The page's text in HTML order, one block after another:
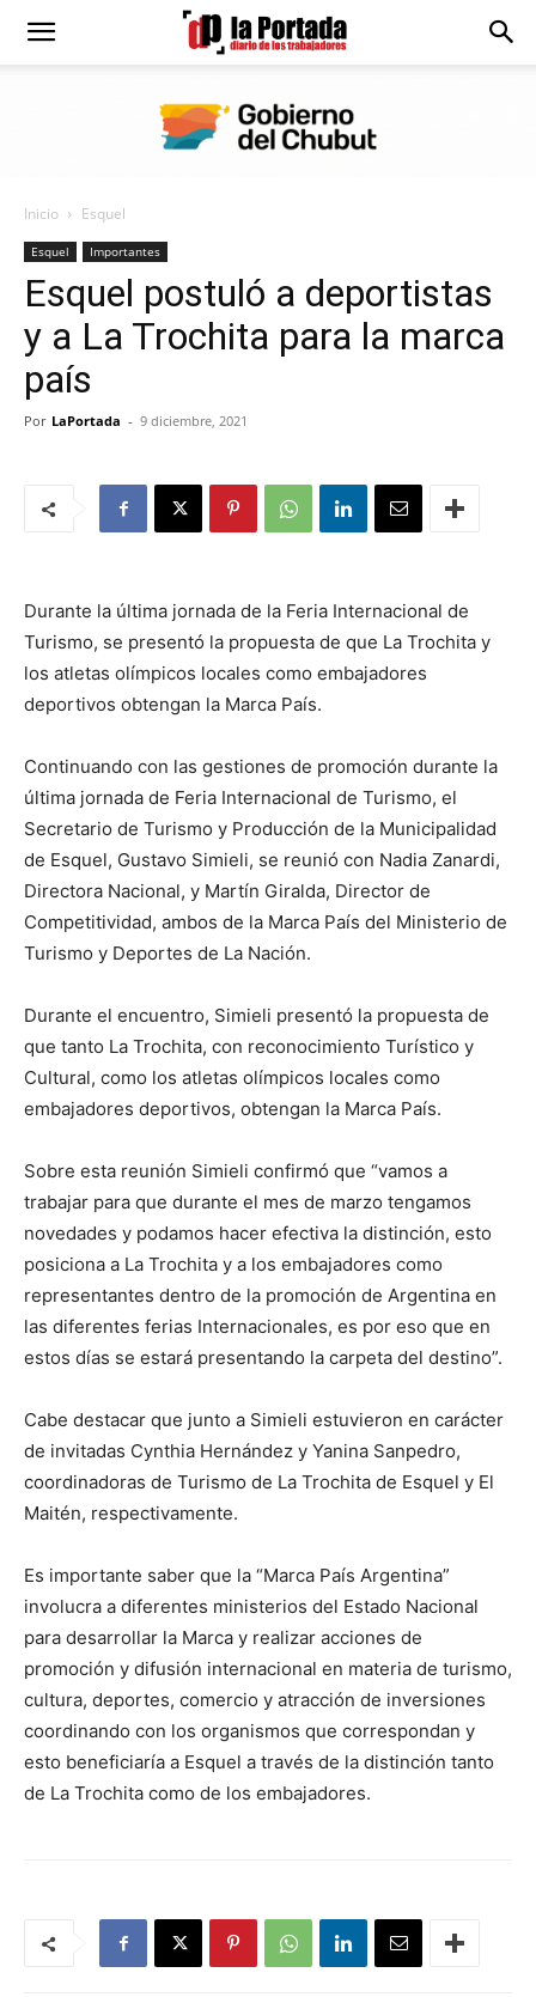
Diario
Portada
Inicio Esquel
Esquel Importantes
Esquel postuló a deportistas
y a La Trochita para la marca
país
Por LaPortada - 9 diciembre, 2021
Durante la última jornada de la Feria Internacional de
Turismo, se presentó la propuesta de que La Trochita y
los atletas olímpicos locales como embajadores
deportivos obtengan la Marca País.
Continuando con las gestiones de promoción durante la
última jornada de Feria Internacional de Turismo, el
Secretario de Turismo y Producción de la Municipalidad
de Esquel, Gustavo Simieli, se reunió con Nadia Zanardi,
Directora Nacional, y Martín Giralda, Director de
Competitividad, ambos de la Marca País del Ministerio de
Turismo y Deportes de La Nación.
Durante el encuentro, Simieli presentó la propuesta de
que tanto La Trochita, con reconocimiento Turístico y
Cultural, como los atletas olímpicos locales como
embajadores deportivos, obtengan la Marca País.
Sobre esta reunión Simieli confirmó que “vamos a
trabajar para que durante el mes de marzo tengamos
novedades y podamos hacer efectiva la distinción, esto
posiciona a La Trochita y a los embajadores como
representantes dentro de la promoción de Argentina en
las diferentes ferias Internacionales, es por eso que en
estos días se estará presentando la carpeta del destino”.
Cabe destacar que junto a Simieli estuvieron en carácter
de invitadas Cynthia Hernández y Yanina Sanpedro,
coordinadoras de Turismo de La Trochita de Esquel y El
Maitén, respectivamente.
Es importante saber que la “Marca País Argentina”
involucra a diferentes ministerios del Estado Nacional
para desarrollar la Marca y realizar acciones de
promoción y difusión internacional en materia de turismo,
cultura, deportes, comercio y atracción de inversiones
coordinando con los organismos que correspondan y
esto beneficiaría a Esquel a través de la distinción tanto
de La Trochita como de los embajadores.